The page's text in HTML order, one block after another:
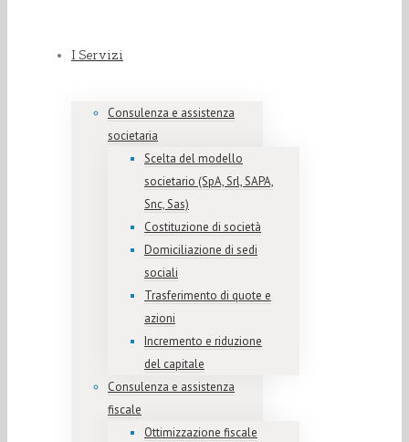
I Servizi
Consulenza e assistenza
societaria
Scelta del modello
societario (SpA, Srl, SAPA,
Snc, Sas)
Costituzione di società
Domiciliazione di sedi
sociali
Trasferimento di quote e
azioni
Incremento e riduzione
del capitale
Consulenza e assistenza
fiscale
Ottimizzazione fiscale